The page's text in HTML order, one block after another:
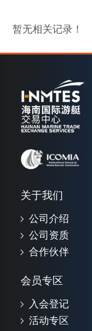
暂无相关记录！
关于我们
公司介绍
公司资质
合作伙伴
会员专区
入会登记
活动专区